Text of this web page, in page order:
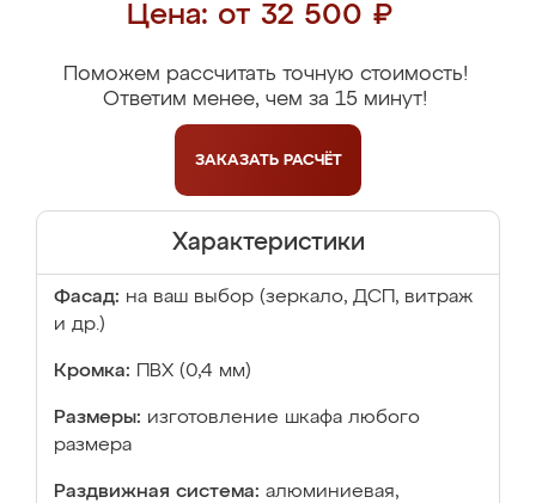
Цена: от 32 500 ₽
Поможем рассчитать точную стоимость!
Ответим менее, чем за 15 минут!
ЗАКАЗАТЬ РАСЧЁТ
Характеристики
Фасад: на ваш выбор (зеркало, ДСП, витраж
и др.)
Кромка: ПВХ (0,4 мм)
Размеры: изготовление шкафа любого
размера
Раздвижная система: алюминиевая,